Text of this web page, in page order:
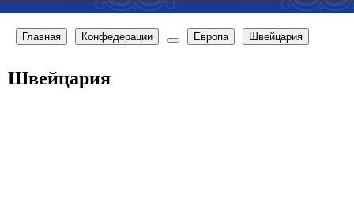
Главная Конфедерации Европа Швейцария
Швейцария